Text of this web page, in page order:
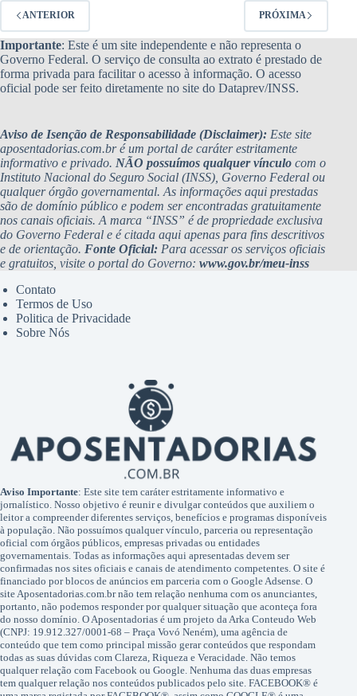
ANTERIOR PRÓXIMA
Importante: Este é um site independente e não representa o
Governo Federal. O serviço de consulta ao extrato é prestado de
forma privada para facilitar o acesso à informação. O acesso
oficial pode ser feito diretamente no site do Dataprev/INSS.
Aviso de Isenção de Responsabilidade (Disclaimer): Este site
aposentadorias.com.br é um portal de caráter estritamente
informativo e privado. NÃO possuímos qualquer vínculo com o
Instituto Nacional do Seguro Social (INSS), Governo Federal ou
qualquer órgão governamental. As informações aqui prestadas
são de domínio público e podem ser encontradas gratuitamente
nos canais oficiais. A marca “INSS” é de propriedade exclusiva
do Governo Federal e é citada aqui apenas para fins descritivos
e de orientação. Fonte Oficial: Para acessar os serviços oficiais
e gratuitos, visite o portal do Governo: www.gov.br/meu-inss
Contato
Termos de Uso
Politica de Privacidade
Sobre Nós
Aviso Importante: Este site tem caráter estritamente informativo e
jornalístico. Nosso objetivo é reunir e divulgar conteúdos que auxiliem o
leitor a compreender diferentes serviços, benefícios e programas disponíveis
à população. Não possuímos qualquer vínculo, parceria ou representação
oficial com órgãos públicos, empresas privadas ou entidades
governamentais. Todas as informações aqui apresentadas devem ser
confirmadas nos sites oficiais e canais de atendimento competentes. O site é
financiado por blocos de anúncios em parceria com o Google Adsense. O
site Aposentadorias.com.br não tem relação nenhuma com os anunciantes,
portanto, não podemos responder por qualquer situação que aconteça fora
do nosso domínio. O Aposentadorias é um projeto da Arka Conteudo Web
(CNPJ: 19.912.327/0001-68 – Praça Vovó Neném), uma agência de
conteúdo que tem como principal missão gerar conteúdos que respondam
todas as suas dúvidas com Clareza, Riqueza e Veracidade. Não temos
qualquer relação com Facebook ou Google. Nenhuma das duas empresas
tem qualquer relação nos conteúdos publicados pelo site. FACEBOOK® é